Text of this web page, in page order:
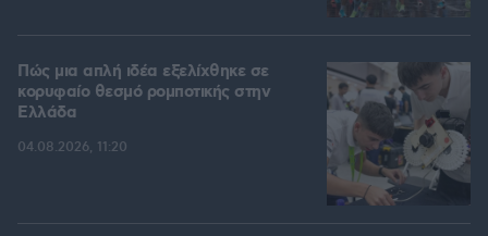
Πώς μια απλή ιδέα εξελίχθηκε σε
κορυφαίο θεσμό ρομποτικής στην
Ελλάδα
04.08.2026, 11:20